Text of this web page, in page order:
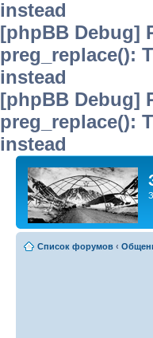
instead
[phpBB Debug]
preg_replace():
instead
[phpBB Debug]
preg_replace():
instead
Список форумов ‹